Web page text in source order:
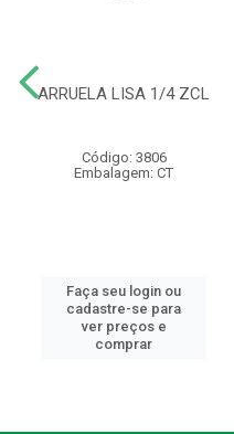
ARRUELA LISA 1/4 ZCL
Código: 3806
Embalagem: CT
Faça seu login ou
cadastre-se para
ver preços e
comprar